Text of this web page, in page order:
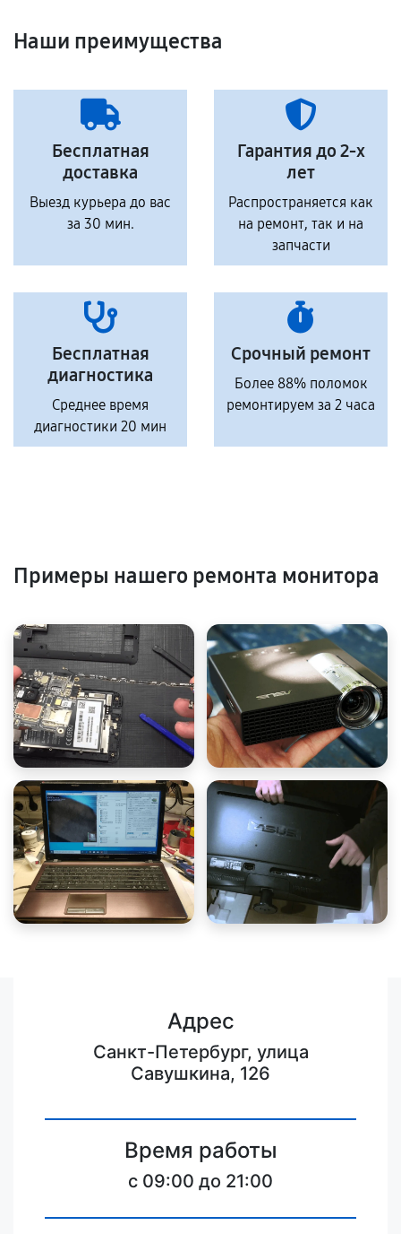
Наши преимущества
Бесплатная
доставка
Выезд курьера до вас
за 30 мин.
Гарантия до 2-х
лет
Распространяется как
на ремонт, так и на
запчасти
Бесплатная
диагностика
Среднее время
диагностики 20 мин
Срочный ремонт
Более 88% поломок
ремонтируем за 2 часа
Примеры нашего ремонта монитора
Адрес
Санкт-Петербург, улица
Савушкина, 126
Время работы
c 09:00 до 21:00